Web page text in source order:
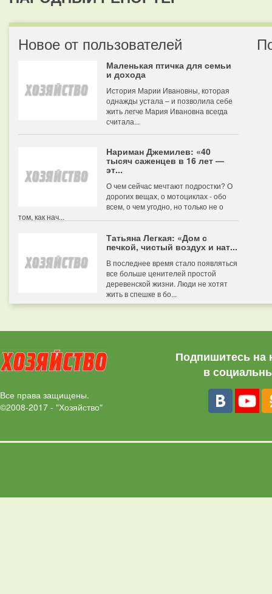
Новое от пользователей
Маленькая птичка для семьи
и дохода
История Марии Ивановны, которая
однажды устала – и позволила себе
жить легче Мария Ивановна всегда
считала...
Нариман Джемилев: «40
тысяч саженцев в 16 лет —
эт...
О чем сейчас мечтают подростки? О
дорогих вещах, о мотоциклах - обо
всем, о чем угодно, но только не о
том, как нач...
Татьяна Легкая: «Дом с
печкой, чистый воздух и нат...
В последнее время стало появляться
все больше ценителей простой
деревенской жизни. Люди не хотят
жить в спешке в бо...
Все права защищены.
©2008-2017 - "Хозяйство"
Подпишитесь на
в